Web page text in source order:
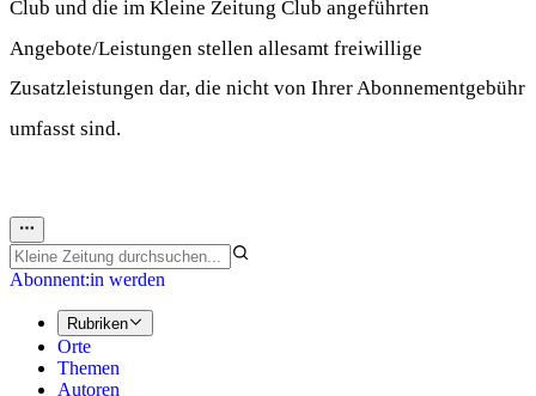
Club und die im Kleine Zeitung Club angeführten
Angebote/Leistungen stellen allesamt freiwillige
Zusatzleistungen dar, die nicht von Ihrer Abonnementgebühr
umfasst sind.
Abonnent:in werden
Rubriken
Orte
Themen
Autoren